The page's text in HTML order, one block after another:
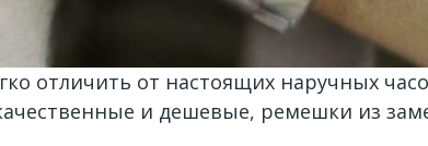
отличить от настоящих наручных
и дешевые, ремешки из